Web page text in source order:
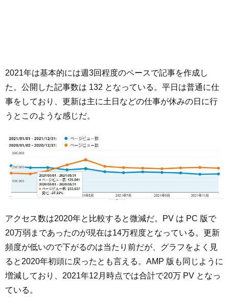
2021年は基本的には週3回程度のペースで記事を作成し
た。公開した記事数は 132 となっている。平日は普通に仕
事をしており、更新は主に土日などの仕事が休みの日に行
うとこのような感じだ。
アクセス数は2020年と比較すると微減だ。PV は PC 版で
20万弱まであったのが現在は14万程度となっている。更新
頻度が低いので下がるのは当たり前だが、グラフをよく見
ると2020年初頭に戻ったとも言える。AMP 版も同じように
増減しており、2021年12月時点では合計で20万 PV となっ
ている。